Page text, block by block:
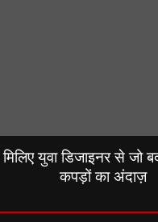
मिलिए युवा डिजाइनर से जो
कपड़ों का अंदाज़